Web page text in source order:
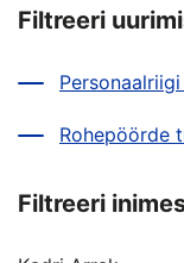
Filtreeri
Rohepöörde
Filtreeri